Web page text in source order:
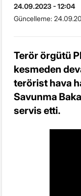
24.09.2023 - 12:04
Güncelleme:
Terör örgütü
kesmeden
terörist hava
Savunma
servis etti.